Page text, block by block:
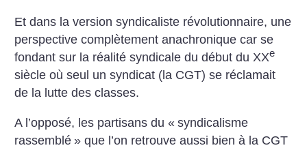
Et dans la version syndicaliste révolutionnaire, une
perspective complètement anachronique car se
fondant sur la réalité syndicale du début du XXe
siècle où seul un syndicat (la CGT) se réclamait
de la lutte des classes.
A l’opposé, les partisans du « syndicalisme
rassemblé » que l’on retrouve aussi bien à la CGT